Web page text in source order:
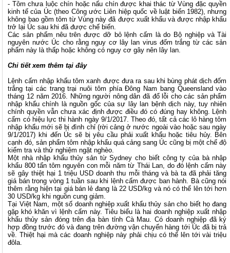
- Tôm chưa luộc chín hoặc nấu chín được khai thác từ Vùng đặc quyền
kinh tế của Úc (theo Công ước Liên hiệp quốc về luật biển 1982), nhưng
không bao gồm tôm từ Vùng này đã được xuất khẩu và được nhập khẩu
trở lại Úc sau khi đã được chế biến.
Các sản phẩm nêu trên được dỡ bỏ lệnh cấm là do Bộ nghiệp và Tài
nguyên nước Úc cho rằng nguy cơ lây lan virus đốm trắng từ các sản
phẩm này là thấp hoặc không có nguy cơ gây nên lây lan.
Chi tiết xem thêmtại đây
Lệnh cấm nhập khẩu tôm xanh được đưa ra sau khi bùng phát dịch đốm
trắng tại các trang trại nuôi tôm phía Đông Nam bang Queensland vào
tháng 12 năm 2016. Những người nông dân đã đổ lỗi cho các sản phẩm
nhập khẩu chính là nguồn gốc của sự lây lan bệnh dịch này, tuy nhiên
chính quyền vẫn chưa xác định được điều đó có đúng hay không. Lệnh
cấm có hiệu lực thi hành ngày 9/1/2017. Theo đó, tất cả các lô hàng tôm
nhập khẩu mới sẽ bị đình chỉ (rời cảng ở nước ngoài vào hoặc sau ngày
9/1/2017) khi đến Úc sẽ bị yêu cầu phải xuất khẩu hoặc tiêu hủy. Bên
cạnh đó, sản phẩm tôm nhập khẩu quá cảng sang Úc cũng bị một chế độ
kiểm tra và thử nghiệm ngặt nghèo.
Một nhà nhập khẩu thủy sản từ Sydney cho biết công ty của bà nhập
khẩu 800 tấn tôm nguyên con mỗi năm từ Thái Lan, do đó lệnh cấm này
sẽ gây thiệt hại 1 triệu USD doanh thu mỗi tháng và bà ta đã phải tăng
giá bán trong vòng 1 tuần sau khi lệnh cấm được ban hành. Bà cũng nói
thêm rằng hiện tại giá bán lẻ đang là 22 USD/kg và nó có thể lên tới hơn
30 USD/kg khi nguồn cung giảm.
Tại Việt Nam, một số doanh nghiệp xuất khẩu thủy sản cho biết họ đang
gặp khó khăn vì lệnh cấm này. Tiêu biểu là hai doanh nghiệp xuất nhập
khẩu thủy sản đóng trên địa bàn tỉnh Cà Mau. Có doanh nghiệp đã ký
hợp đồng trước đó và đang trên đường vận chuyển hàng tới Úc đã bị trả
về. Thiệt hại mà các doanh nghiệp này phải chịu có thể lên tới vài triệu
đôla.